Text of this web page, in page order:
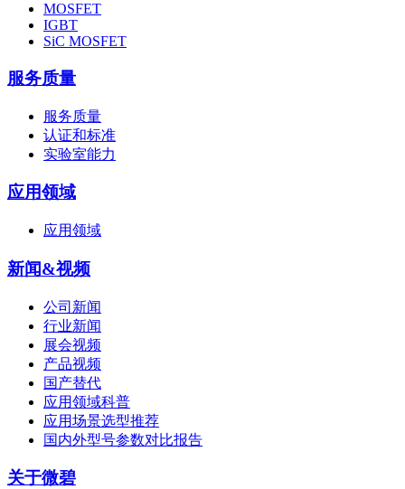
MOSFET
IGBT
SiC MOSFET
服务质量
服务质量
认证和标准
实验室能力
应用领域
应用领域
新闻&视频
公司新闻
行业新闻
展会视频
产品视频
国产替代
应用领域科普
应用场景选型推荐
国内外型号参数对比报告
关于微碧